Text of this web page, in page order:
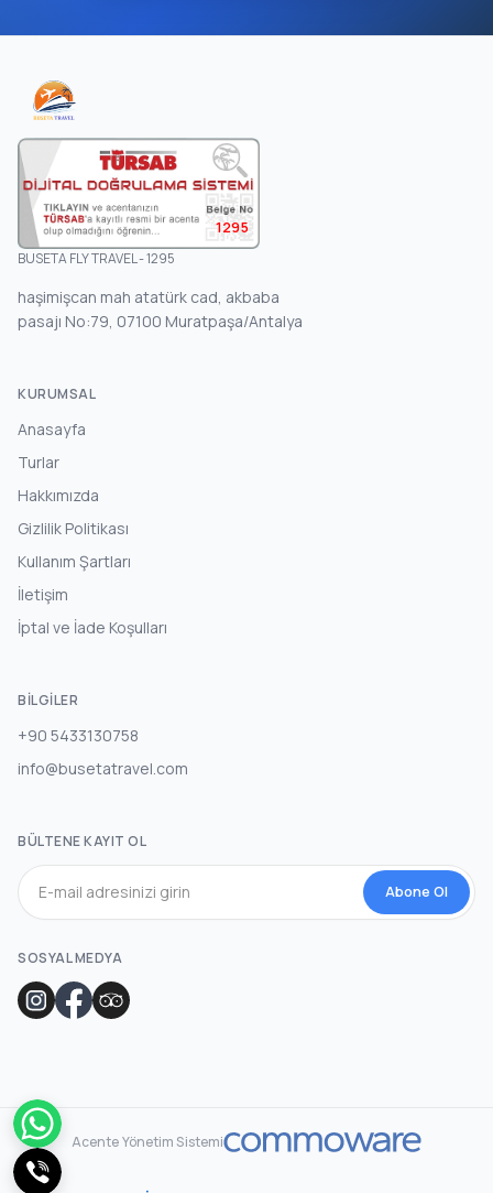
1295
BUSETA FLY TRAVEL - 1295
haşimişcan mah atatürk cad, akbaba
pasajı No:79, 07100 Muratpaşa/Antalya
KURUMSAL
Anasayfa
Turlar
Hakkımızda
Gizlilik Politikası
Kullanım Şartları
İletişim
İptal ve İade Koşulları
BILGILER
+90 5433130758
info@busetatravel.com
BÜLTENE KAYIT OL
Abone Ol
SOSYAL MEDYA
Acente Yönetim Sistemi